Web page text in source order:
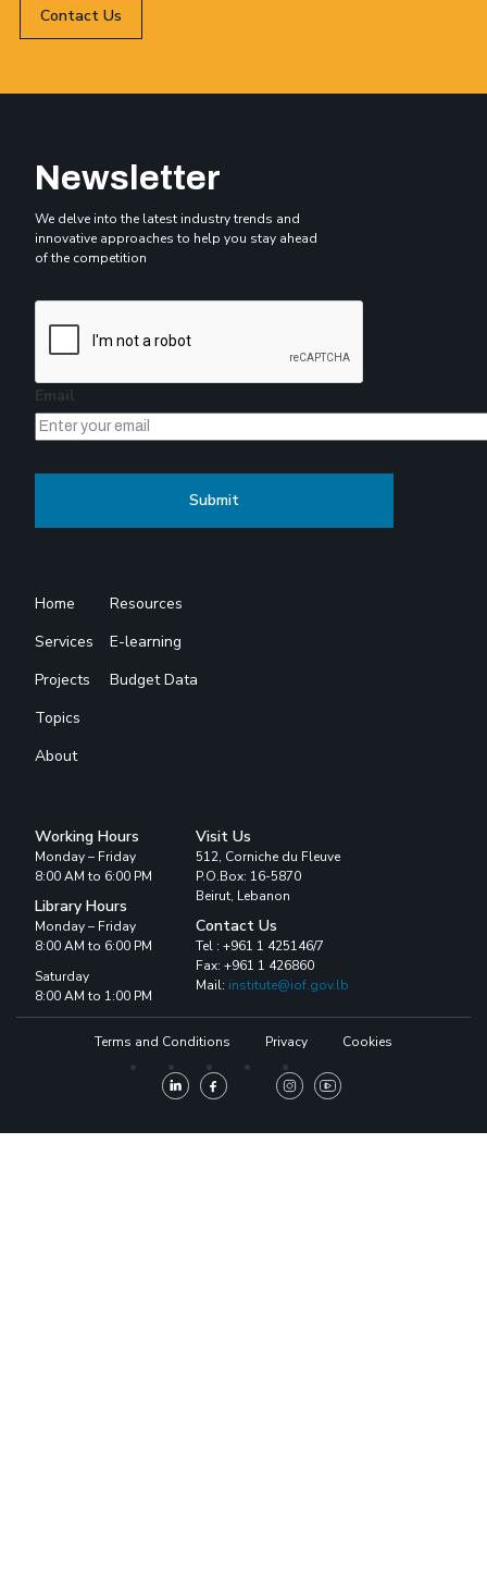
Contact Us
Newsletter
We delve into the latest industry trends and
innovative approaches to help you stay ahead
of the competition
Email
Home
Services
Projects
Topics
About
Resources
E-learning
Budget Data
Working Hours
Monday – Friday
8:00 AM to 6:00 PM
Library Hours
Monday – Friday
8:00 AM to 6:00 PM
Saturday
8:00 AM to 1:00 PM
Visit Us
512, Corniche du Fleuve
P.O.Box: 16-5870
Beirut, Lebanon
Contact Us
Tel : +961 1 425146/7
Fax: +961 1 426860
Mail: institute@iof.gov.lb
Terms and Conditions Privacy Cookies